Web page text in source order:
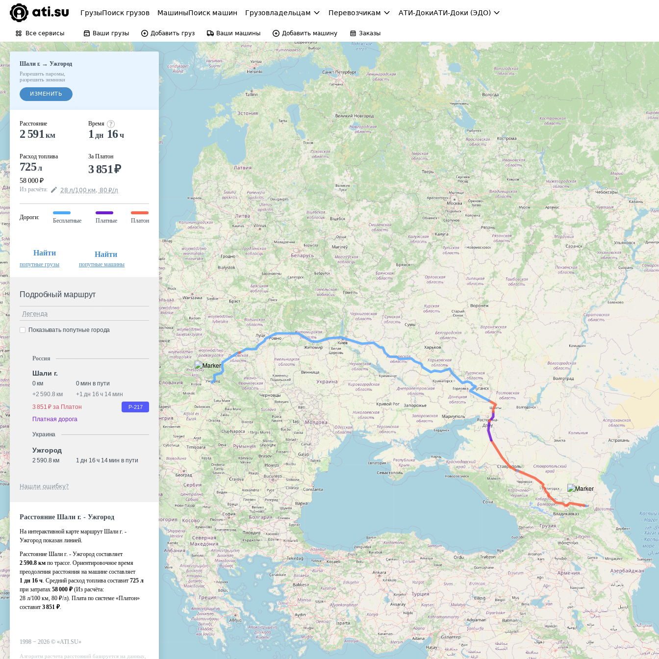
ГрузыПоиск грузов МашиныПоиск машин Грузовладельцам Перевозчикам АТИ-ДокиАТИ-Доки (ЭДО)
Все сервисы Ваши грузы Добавить груз Ваши машины Добавить машину Заказы
Шали г. →Ужгород
Разрешить паромы
разрешить зимники
ИЗМЕНИТЬ
Расстояние
2 591 км
Расход топлива
725л
58 000 ₽
Время
1 дн 16ч
За Платон
3 851₽
Из расчёта: 28 л/100 км, 80 ₽/л
Дороги:
Бесплатные Платные Платон
Найти
попутные грузы
Найти
попутные машины
Подробный маршрут
Легенда
Показывать попутные города
Россия
Шали г.
0 км
0 мин в пути
+2 590.8 км +1 дн 16 ч 14 мин
3 851 ₽ за Платон
Р-217
Платная дорога
Украина
Ужгород
2 590.8 км 1 дн 16 ч 14 мин в пути
Нашли ошибку?
Расстояние Шали г. - Ужгород
На интерактивной карте маршрут Шали г. -
Ужгород показан линией.
Расстояние Шали г. - Ужгород составляет
2 590.8 км по трассе. Ориентировочное время
преодоления расстояния на машине составляет
1 дн 16 ч. Средний расход топлива составит 725 л
при затратах 58 000 ₽ (Из расчёта:
28 л/100 км, 80 ₽/л). Плата по системе «Платон»
составит 3 851 ₽.
1998 − 2026 © «ATI.SU»
Алгоритм расчета расстояний базируется на данных,